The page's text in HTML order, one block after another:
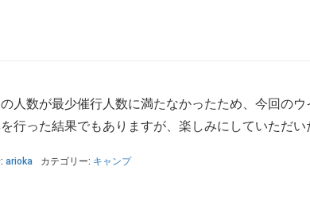
人数が最少催行人数に満たなかったため、今回の
行った結果でもありますが、楽しみにしていただ
arioka カテゴリー: キャンプ